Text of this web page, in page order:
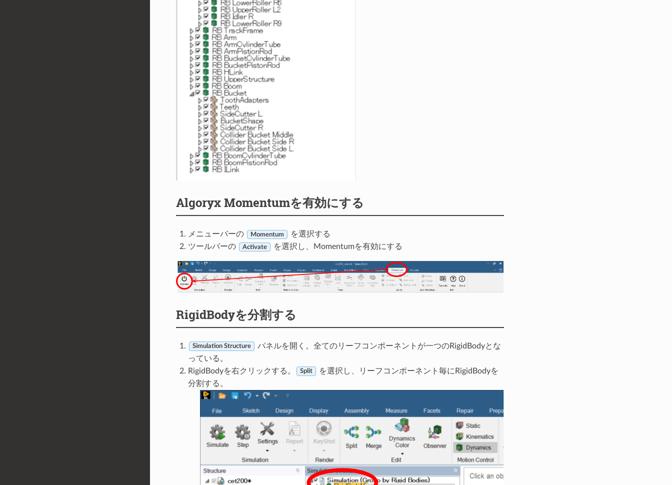
Algoryx Momentumを有効にする
メニューバーの Momentum
を選択する
ツールバーの
Activate を選択し、Momentumを有効にする
RigidBodyを分割する
Simulation Structure
パネルを開く。全てのリーフコンポーネントが一つのRigidBodyとな
っている。
RigidBodyを右クリックする。
Split
を選択し、リーフコンポーネント毎にRigidBodyを
分割する。